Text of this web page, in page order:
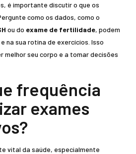
é importante discutir o que os
como os dados, como o
ou do exame de fertilidade, podem
na sua rotina de exercícios. Isso
melhor seu corpo e a tomar decisões
frequência
exames
vital da saúde, especialmente